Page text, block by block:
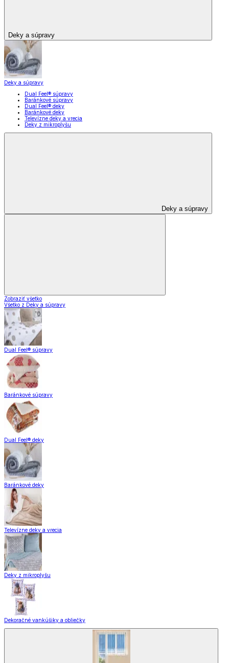
Deky a súpravy
Deky a súpravy
Dual Feel® súpravy
Baránkové súpravy
Dual Feel® deky
Baránkové deky
Televízne deky a vrecia
Deky z mikroplyšu
Deky a súpravy
Zobraziť všetko
Všetko z Deky a súpravy
Dual Feel® súpravy
Baránkové súpravy
Dual Feel® deky
Baránkové deky
Televízne deky a vrecia
Deky z mikroplyšu
Dekoračné vankúšiky a obliečky